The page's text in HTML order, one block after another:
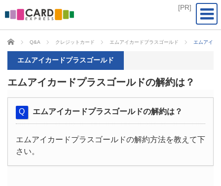
CARD EXPRESS
Q&A クレジットカード エムアイカードプラスゴールド エムアイカ
エムアイカードプラスゴールド
エムアイカードプラスゴールドの解約は？
エムアイカードプラスゴールドの解約は？
エムアイカードプラスゴールドの解約方法を教えて下
さい。